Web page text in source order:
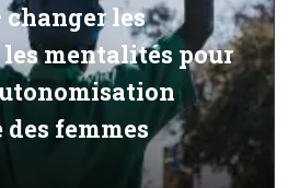
changer les
mentalités pour
femmes